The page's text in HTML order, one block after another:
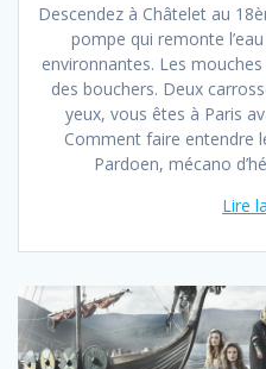
Descendez à Châtelet au
pompe qui remonte
environnantes. Les
des bouchers. Deux
yeux, vous êtes à Paris
Comment faire entendre
Pardoen, mécano
Lire